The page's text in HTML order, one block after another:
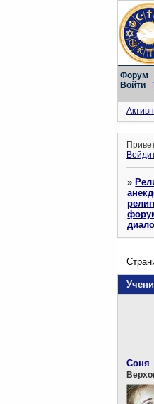
Форум
Войти
»
Соня